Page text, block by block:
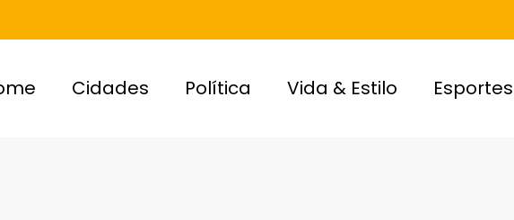
Cidades Política Vida & Estilo Esportes